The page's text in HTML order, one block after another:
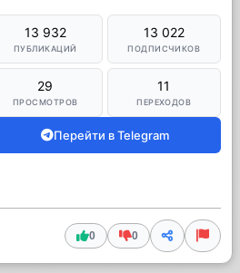
13 932
ПУБЛИКАЦИЙ
13 022
ПОДПИСЧИКОВ
29
ПРОСМОТРОВ
11
ПЕРЕХОДОВ
Перейти в Telegram
0 0